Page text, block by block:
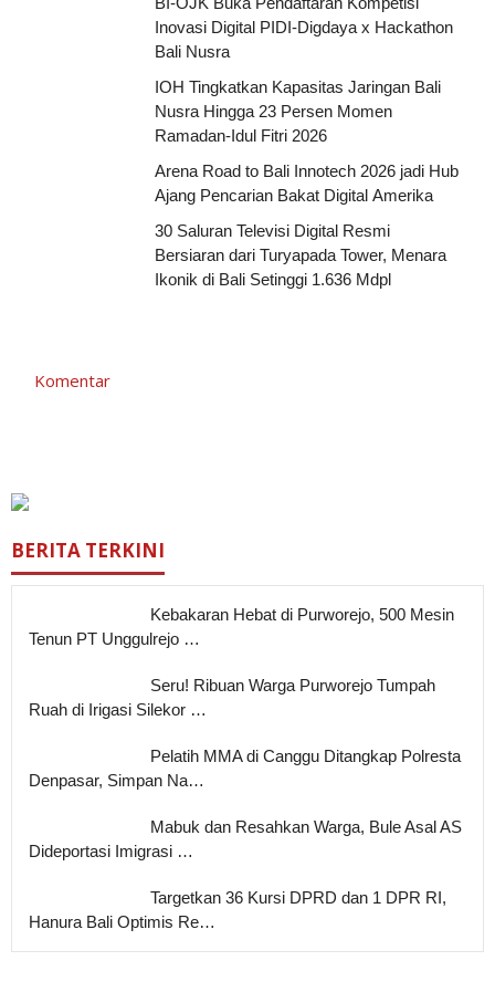
Inovasi Digital PIDI-Digdaya x Hackathon
Bali Nusra
IOH Tingkatkan Kapasitas Jaringan Bali
Nusra Hingga 23 Persen Momen
Ramadan-Idul Fitri 2026
Arena Road to Bali Innotech 2026 jadi Hub
Ajang Pencarian Bakat Digital Amerika
30 Saluran Televisi Digital Resmi
Bersiaran dari Turyapada Tower, Menara
Ikonik di Bali Setinggi 1.636 Mdpl
Komentar
BERITA TERKINI
Kebakaran Hebat di Purworejo, 500 Mesin
Tenun PT Unggulrejo …
Seru! Ribuan Warga Purworejo Tumpah
Ruah di Irigasi Silekor …
Pelatih MMA di Canggu Ditangkap Polresta
Denpasar, Simpan Na…
Mabuk dan Resahkan Warga, Bule Asal AS
Dideportasi Imigrasi …
Targetkan 36 Kursi DPRD dan 1 DPR RI,
Hanura Bali Optimis Re…